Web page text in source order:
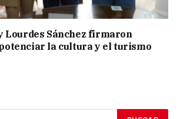
Lourdes Sánchez firmaron
la cultura y el turismo